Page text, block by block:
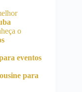
o
eventos
para